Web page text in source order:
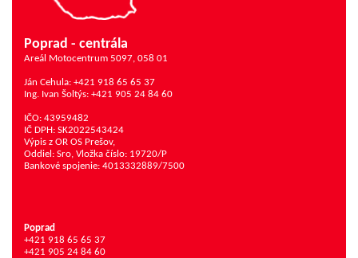
Poprad - centrála
Areál Motocentrum 5097, 058 01
Ján Cehula: +421 918 65 65 37
Ing. Ivan Šoltýs: +421 905 24 84 60
IČO: 43959482
IČ DPH: SK2022543424
Výpis z OR OS Prešov,
Oddiel: Sro, Vložka číslo: 19720/P
Bankové spojenie: 4013332889/7500
Poprad
+421 918 65 65 37
+421 905 24 84 60